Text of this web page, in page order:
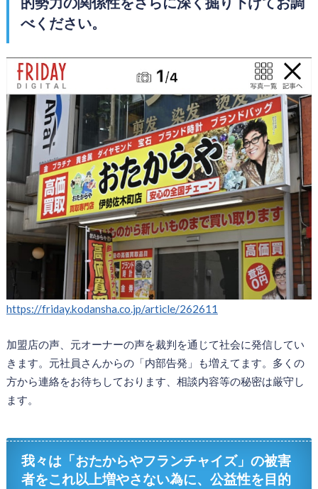
べください。
https://friday.kodansha.co.jp/article/262611
加盟店の声、元オーナーの声を裁判を通じて社会に発信してい
きます。元社員さんからの「内部告発」も増えてます。多くの
方から連絡をお待ちしております、相談内容等の秘密は厳守し
ます。
我々は「おたからやフランチャイズ」の被害
者をこれ以上増やさない為に、公益性を目的